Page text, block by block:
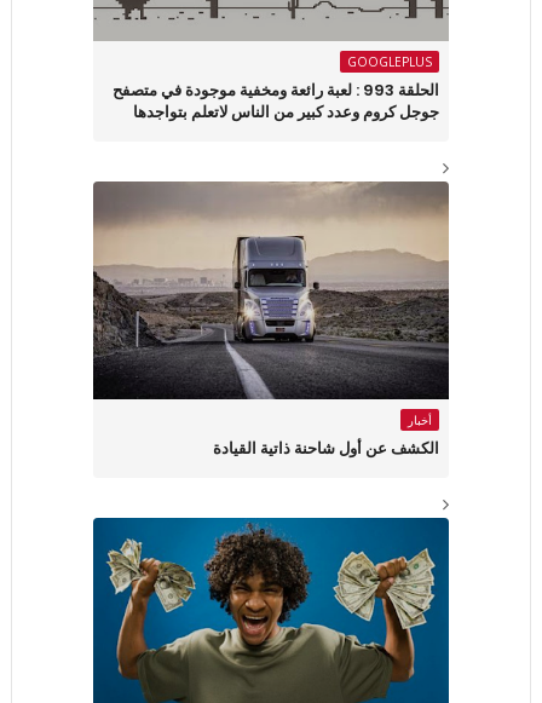
GOOGLEPLUS
الحلقة 993 : لعبة رائعة ومخفية موجودة في متصفح
جوجل كروم وعدد كبير من الناس لاتعلم بتواجدها
أخبار
الكشف عن أول شاحنة ذاتية القيادة